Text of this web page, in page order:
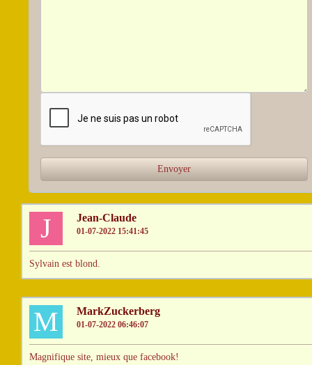
J Jean-Claude
01-07-2022 15:41:45
Sylvain est blond.
M MarkZuckerberg
01-07-2022 06:46:07
Magnifique site, mieux que facebook!